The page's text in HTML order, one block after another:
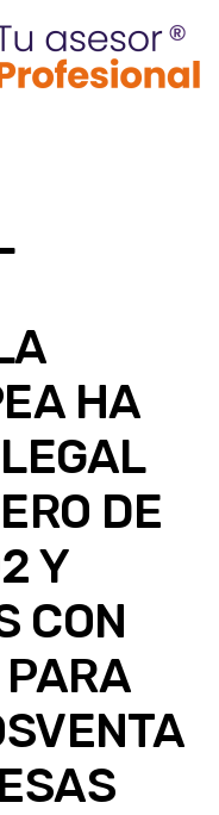
HA
DE
Y
CON